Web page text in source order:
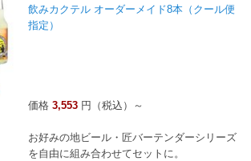
飲みカクテル オーダーメイド8本（クール便
指定）
価格 3,553 円（税込）～
お好みの地ビール・匠バーテンダーシリーズ
を自由に組み合わせてセットに。